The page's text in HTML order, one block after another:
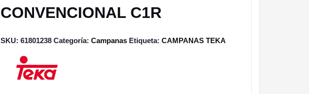
CONVENCIONAL C1R
SKU: 61801238 Categoría: Campanas Etiqueta: CAMPANAS TEKA